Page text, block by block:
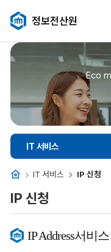
정보전산원
Eco
홈 IT 서비스 IP 신청
IT 서비스
IP 신청
IP Address서비스